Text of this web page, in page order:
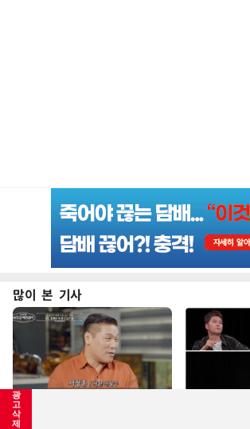
광
고
삭
제
많이 본 기사
"서장훈, 28억에 산 서초 건물